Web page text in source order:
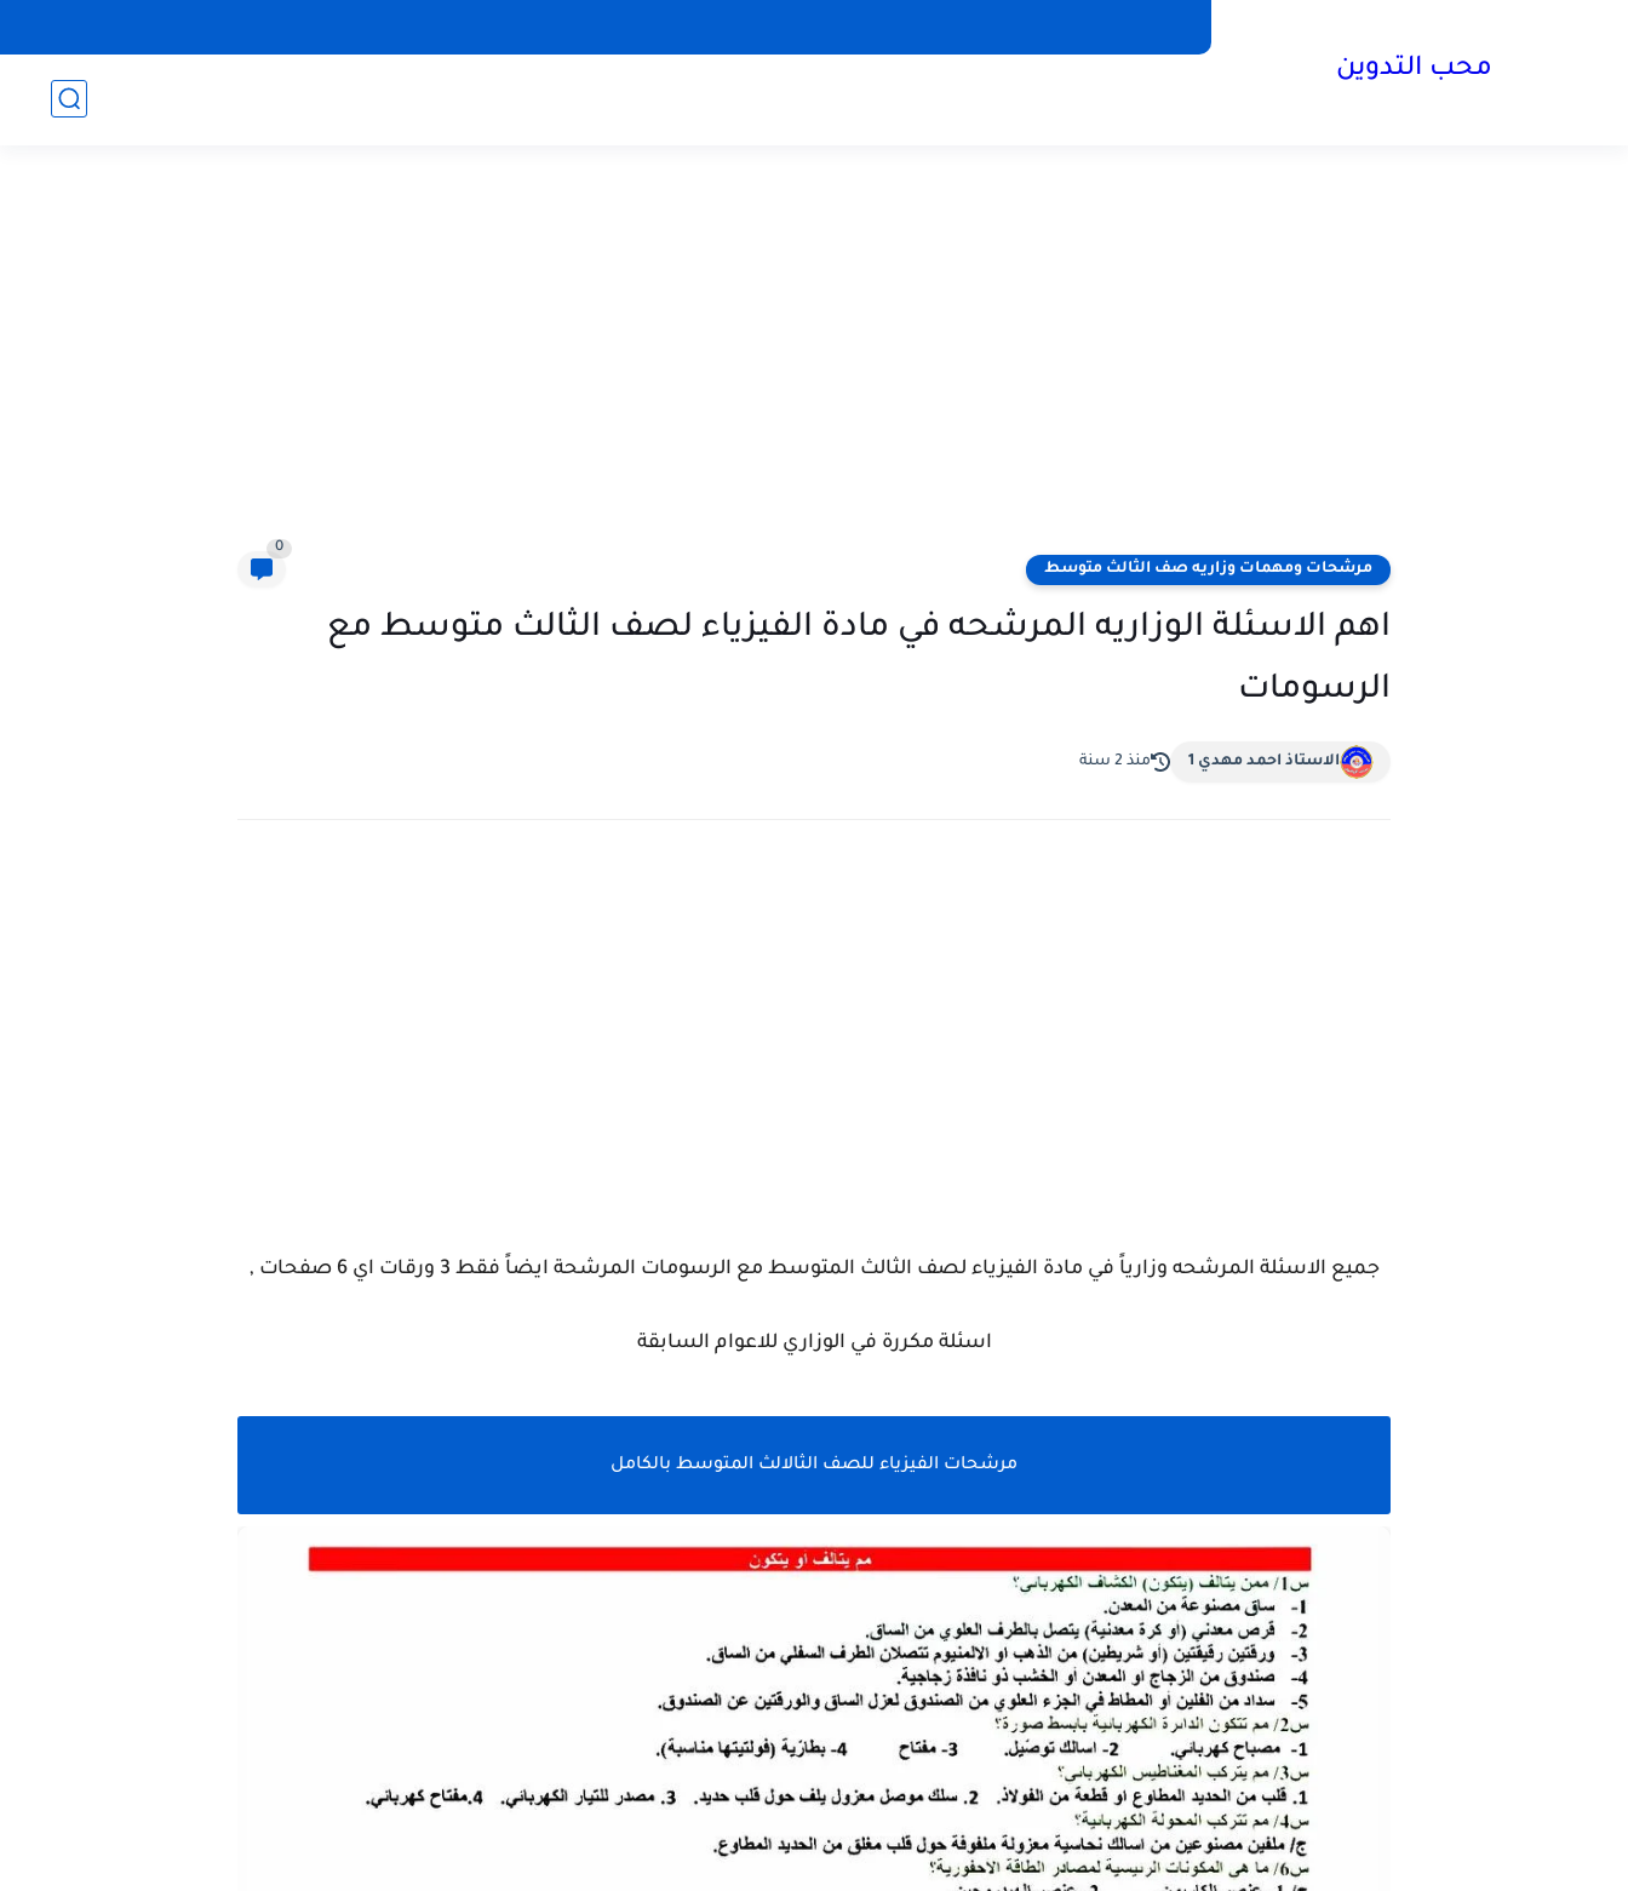
محب التدوين
مرشحات ومهمات وزاريه صف الثالث متوسط
0
اهم الاسئلة الوزاريه المرشحه في مادة الفيزياء لصف الثالث متوسط مع
الرسومات
الاستاذ احمد مهدي 1 منذ 2 سنة
جميع الاسئلة المرشحه وزارياً في مادة الفيزياء لصف الثالث المتوسط مع الرسومات المرشحة ايضاً فقط 3 ورقات اي 6 صفحات ,
اسئلة مكررة في الوزاري للاعوام السابقة
مرشحات الفيزياء للصف الثالالث المتوسط بالكامل